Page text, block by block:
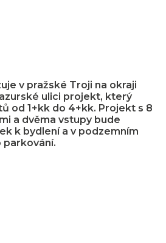
v pražské Troji na okraji
ulici projekt, který
od 1+kk do 4+kk. Projekt s 8
a dvěma vstupy bude
k bydlení a v podzemním